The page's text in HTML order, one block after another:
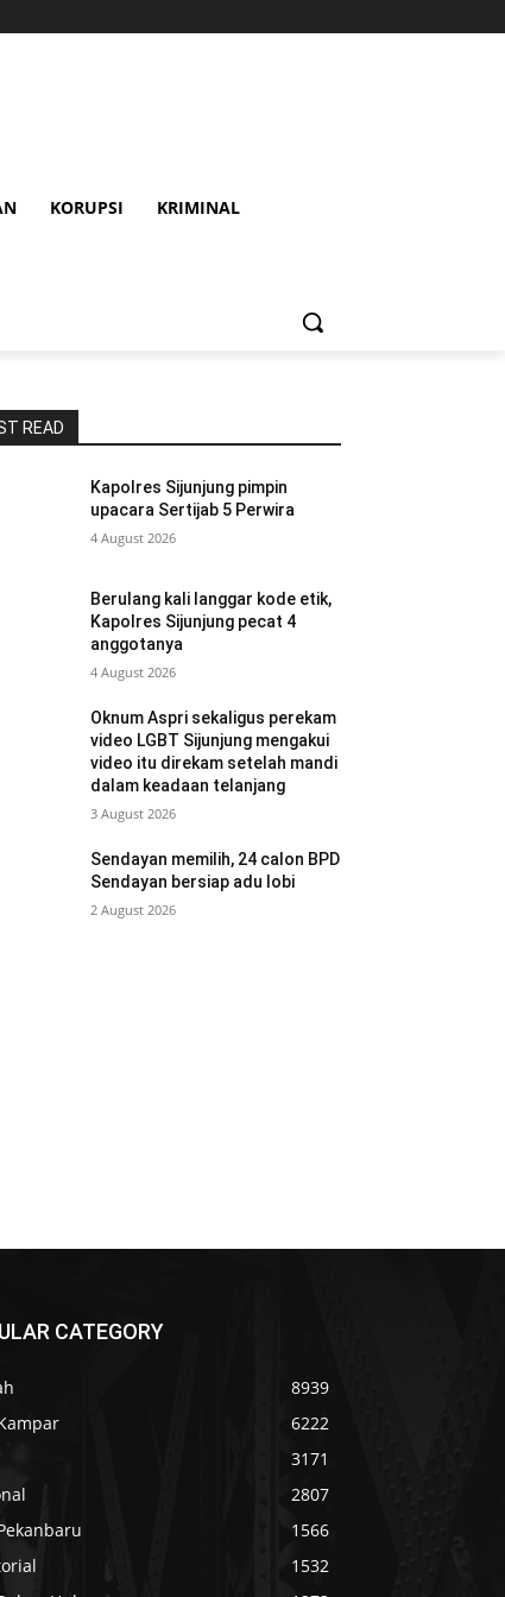
KORUPSI KRIMINAL
READ
Kapolres Sijunjung pimpin
upacara Sertijab 5 Perwira
4 August 2026
Berulang kali langgar kode etik,
Kapolres Sijunjung pecat 4
anggotanya
4 August 2026
Oknum Aspri sekaligus perekam
video LGBT Sijunjung mengakui
video itu direkam setelah mandi
dalam keadaan telanjang
3 August 2026
Sendayan memilih, 24 calon BPD
Sendayan bersiap adu lobi
2 August 2026
CATEGORY
8939
6222
3171
2807
1566
1532